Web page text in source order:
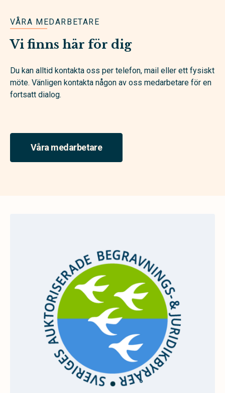
VÅRA MEDARBETARE
Vi finns här för dig
Du kan alltid kontakta oss per telefon, mail eller ett fysiskt
möte. Vänligen kontakta någon av oss medarbetare för en
fortsatt dialog.
Våra medarbetare